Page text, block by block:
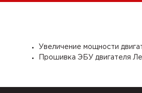
Увеличение мощности
Прошивка ЭБУ двигателя